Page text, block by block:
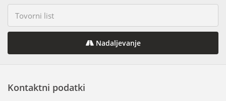
Nadaljevanje
Kontaktni podatki